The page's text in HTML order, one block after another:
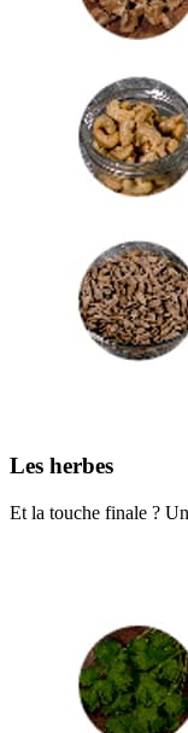
Les herbes
Et la touche finale ?